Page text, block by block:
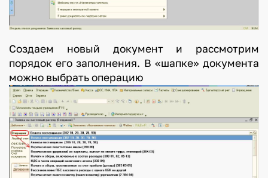
Создаем новый документ и рассмотрим
порядок его заполнения. В «шапке» документа
можно выбрать операцию